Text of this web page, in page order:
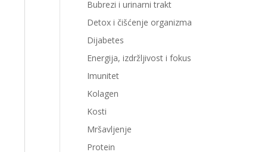
Bubrezi i urinarni trakt
Detox i čišćenje organizma
Dijabetes
Energija, izdržljivost i fokus
Imunitet
Kolagen
Kosti
Mršavljenje
Protein